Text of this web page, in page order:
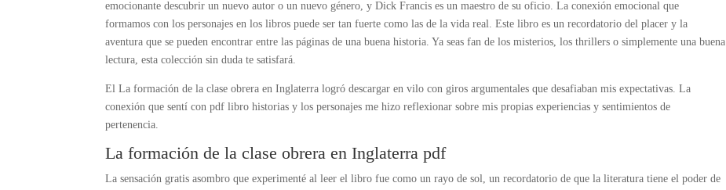
emocionante descubrir un nuevo autor o un nuevo género, y Dick Francis es un maestro de su oficio. La conexión emocional que
formamos con los personajes en los libros puede ser tan fuerte como las de la vida real. Este libro es un recordatorio del placer y la
aventura que se pueden encontrar entre las páginas de una buena historia. Ya seas fan de los misterios, los thrillers o simplemente una buena
lectura, esta colección sin duda te satisfará.
El La formación de la clase obrera en Inglaterra logró descargar en vilo con giros argumentales que desafiaban mis expectativas. La
conexión que sentí con pdf libro historias y los personajes me hizo reflexionar sobre mis propias experiencias y sentimientos de
pertenencia.
La formación de la clase obrera en Inglaterra pdf
La sensación gratis asombro que experimenté al leer el libro fue como un rayo de sol, un recordatorio de que la literatura tiene el poder de